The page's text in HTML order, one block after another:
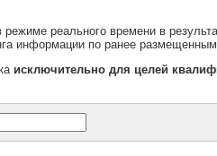
реального времени в
информации по ранее
исключительно для целей